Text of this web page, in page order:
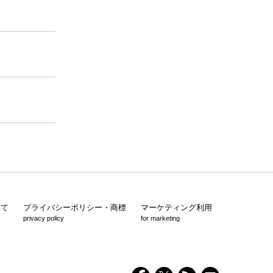
プライバシーポリシー・商標
privacy policy
マーケティング利用
for marketing